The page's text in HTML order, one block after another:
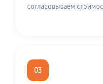
согласовываем
03